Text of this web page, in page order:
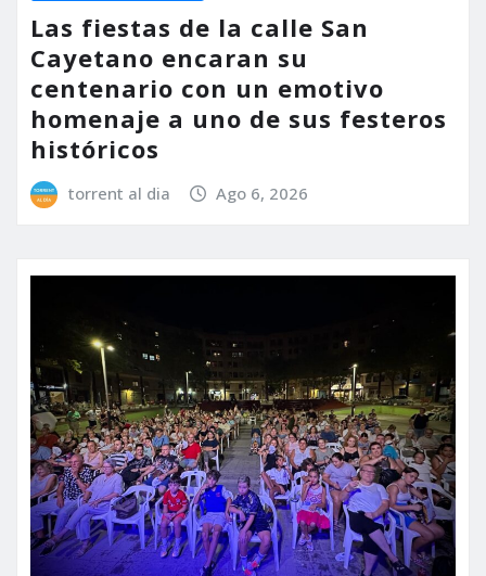
Las fiestas de la calle San
Cayetano encaran su
centenario con un emotivo
homenaje a uno de sus festeros
históricos
torrent al dia Ago 6, 2026